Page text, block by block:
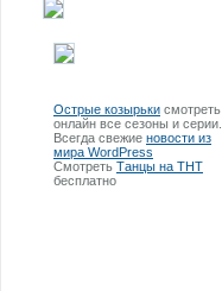
Острые козырьки смотреть
онлайн все сезоны и серии.
Всегда свежие новости из
мира WordPress
Смотреть Танцы на ТНТ
бесплатно